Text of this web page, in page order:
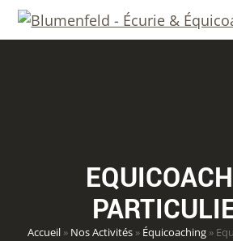
content
Accueil» Nos Activités» Équicoaching»